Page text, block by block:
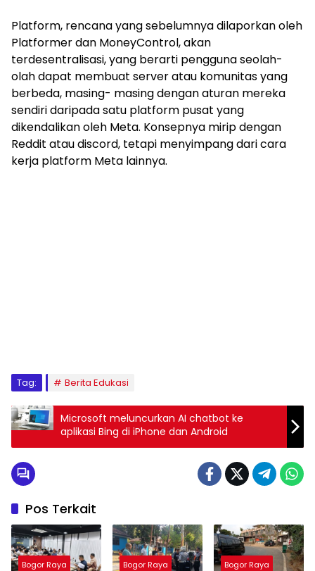
Platform, rencana yang sebelumnya dilaporkan oleh
Platformer dan MoneyControl, akan
terdesentralisasi, yang berarti pengguna seolah-
olah dapat membuat server atau komunitas yang
berbeda, masing- masing dengan aturan mereka
sendiri daripada satu platform pusat yang
dikendalikan oleh Meta. Konsepnya mirip dengan
Reddit atau discord, tetapi menyimpang dari cara
kerja platform Meta lainnya.
Tag: Berita Edukasi
Microsoft meluncurkan AI chatbot ke
aplikasi Bing di iPhone dan Android
Pos Terkait
Bogor Raya Bogor Raya Bogor Raya